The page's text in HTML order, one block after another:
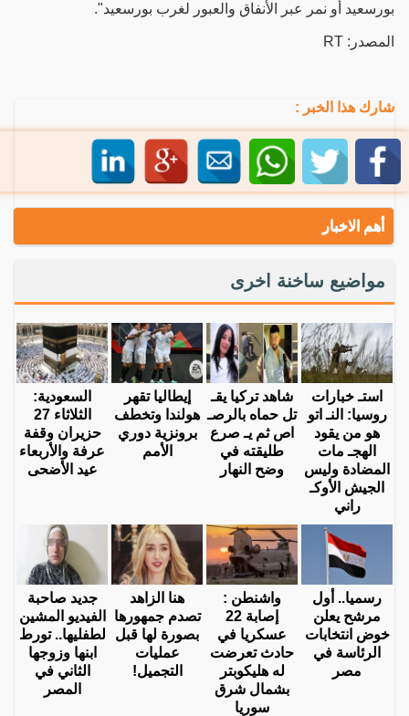
بورسعيد أو نمر عبر الأنفاق والعبور لغرب بورسعيد".
المصدر: RT
شارك هذا الخبر :
أهم الاخبار
مواضيع ساخنة اخرى
استـ خبارات
روسيا: النـ اتو
هو من يقود
الهجـ مات
المضادة وليس
الجيش الأوكـ
راني
شاهد تركيا يقـ
تل حماه بالرصـ
اص ثم يـ صرع
طليقته في
وضح النهار
إيطاليا تقهر
هولندا وتخطف
برونزية دوري
الأمم
السعودية:
الثلاثاء 27
حزيران وقفة
عرفة والأربعاء
عيد الأضحى
رسميا.. أول
مرشح يعلن
خوض انتخابات
الرئاسة في
مصر
واشنطن :
إصابة 22
عسكريا في
حادث تعرضت
له هليكوبتر
بشمال شرق
سوريا
هنا الزاهد
تصدم جمهورها
بصورة لها قبل
عمليات
التجميل!
جديد صاحبة
الفيديو المشين
لطفليها.. تورط
ابنها وزوجها
الثاني في
المصر